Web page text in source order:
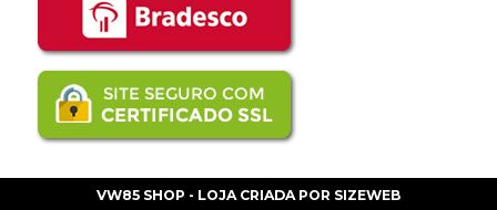
VW85 SHOP - LOJA CRIADA POR SIZEWEB